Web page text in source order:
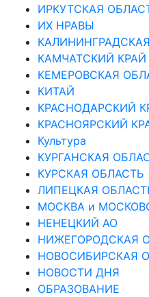
ИРКУТСКАЯ
ИХ НРАВЫ
КАМЧАТСКИЙ КРАЙ
КЕМЕРОВСКАЯ
КИТАЙ
КРАСНОДАРСКИЙ
КРАСНОЯРСКИЙ
Культура
КУРГАНСКАЯ
КУРСКАЯ ОБЛАСТЬ
ЛИПЕЦКАЯ
МОСКВА и
НЕНЕЦКИЙ АО
НИЖЕГОРОДСКАЯ
НОВОСИБИРСКАЯ
НОВОСТИ ДНЯ
ОБРАЗОВАНИЕ